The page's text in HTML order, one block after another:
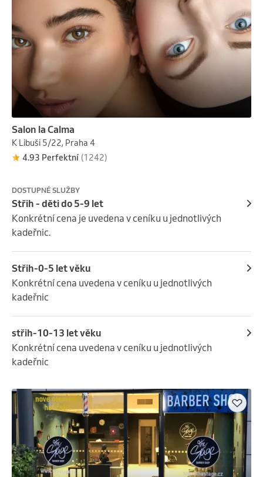
Salon la Calma
K Libuši 5/22, Praha 4
4.93 Perfektní (1242)
DOSTUPNÉ SLUŽBY
Střih - děti do 5-9 let
Konkrétní cena je uvedena v ceníku u jednotlivých
kadeřnic.
Střih-0-5 let věku
Konkrétní cena uvedena v ceníku u jednotlivých
kadeřnic
střih-10-13 let věku
Konkrétní cena uvedena v ceníku u jednotlivých
kadeřnic